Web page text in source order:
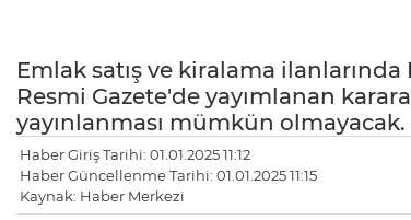
Emlak satış ve kiralama
Resmi Gazete'de yayımlanan
yayınlanması mümkün olmayacak.
Haber Giriş Tarihi: 01.01.2025 11:12
Haber Güncellenme Tarihi: 01.01.2025 11:15
Kaynak: Haber Merkezi